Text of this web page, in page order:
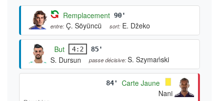
Remplacement 90'
entre: Ç. Söyüncü sort: E. Džeko
But 4:2 85'
S. Dursun passe décisive:S. Szymański
84'
Carte Jaune
Nani